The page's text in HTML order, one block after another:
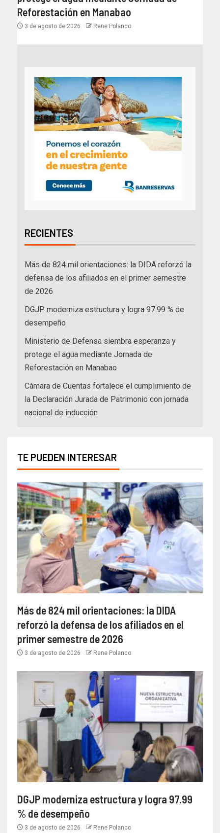
Reforestación en Manabao
3 de agosto de 2026 Rene Polanco
RECIENTES
Más de 824 mil orientaciones: la DIDA reforzó la
defensa de los afiliados en el primer semestre
de 2026
DGJP moderniza estructura y logra 97.99 % de
desempeño
Ministerio de Defensa siembra esperanza y
protege el agua mediante Jornada de
Reforestación en Manabao
Cámara de Cuentas fortalece el cumplimiento de
la Declaración Jurada de Patrimonio con jornada
nacional de inducción
TE PUEDEN INTERESAR
Más de 824 mil orientaciones: la DIDA
reforzó la defensa de los afiliados en el
primer semestre de 2026
3 de agosto de 2026 Rene Polanco
DGJP moderniza estructura y logra 97.99
% de desempeño
3 de agosto de 2026 Rene Polanco